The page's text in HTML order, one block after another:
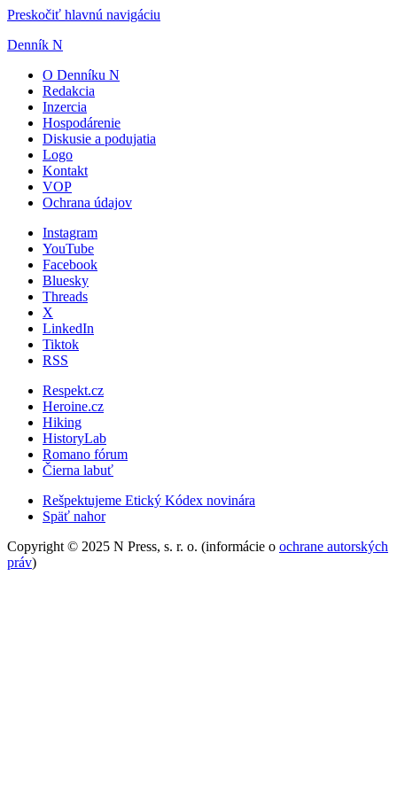
Preskočiť hlavnú navigáciu
Denník N
O Denníku N
Redakcia
Inzercia
Hospodárenie
Diskusie a podujatia
Logo
Kontakt
VOP
Ochrana údajov
Instagram
YouTube
Facebook
Bluesky
Threads
X
LinkedIn
Tiktok
RSS
Respekt.cz
Heroine.cz
Hiking
HistoryLab
Romano fórum
Čierna labuť
Rešpektujeme Etický Kódex novinára
Späť nahor
Copyright © 2025 N Press, s. r. o. (informácie o ochrane autorských
práv)